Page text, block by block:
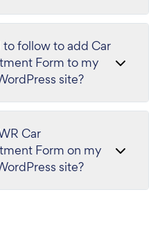
follow to add Car
Form to my
site?
Car
Form on my
site?